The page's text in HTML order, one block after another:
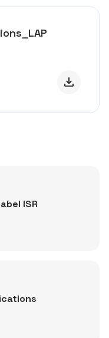
Télécharger
ISR